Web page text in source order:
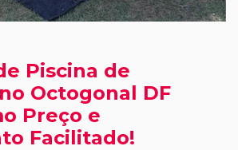
Piscina de
Octogonal DF
Preço e
Facilitado!